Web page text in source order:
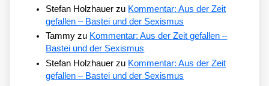
Stefan Holzhauer zu Kommentar: Aus der Zeit
gefallen – Bastei und der Sexismus
Tammy zu Kommentar: Aus der Zeit gefallen –
Bastei und der Sexismus
Stefan Holzhauer zu Kommentar: Aus der Zeit
gefallen – Bastei und der Sexismus